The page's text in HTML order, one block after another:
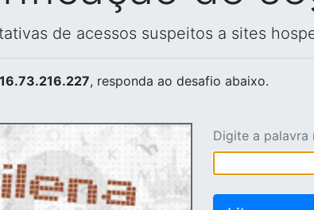
de acessos suspeitos a sites
, responda ao desafio abaixo.
Digite a palavra